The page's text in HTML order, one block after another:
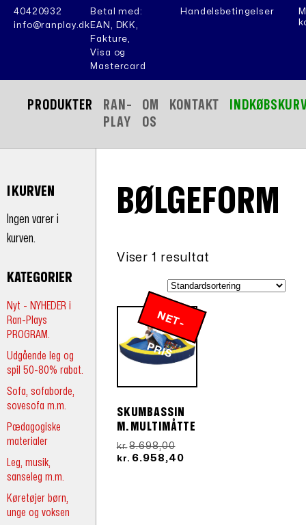
40420932
info@ranplay.dk
Betal med:
EAN, DKK,
Fakture,
Visa og
Mastercard
Handelsbetingelser
PRODUKTER
RAN-
PLAY
OM
OS
KONTAKT
I KURVEN
Ingen varer i
kurven.
KATEGORIER
Nyt - NYHEDER i
Ran-Plays
PROGRAM.
Udgående leg og
spil 50-80% rabat.
Sofa, sofaborde,
sovesofa m.m.
Pædagogiske
materialer
Leg, musik,
sanseleg m.m.
Køretøjer børn,
unge og voksen
BØLGEFORM
Viser 1 resultat
N
E
T
-
P
R
IS
SKUMBASSIN
M. MULTIMÅTTE
kr. 8.698,00Den
oprindelige
kr. 6.958,40Den